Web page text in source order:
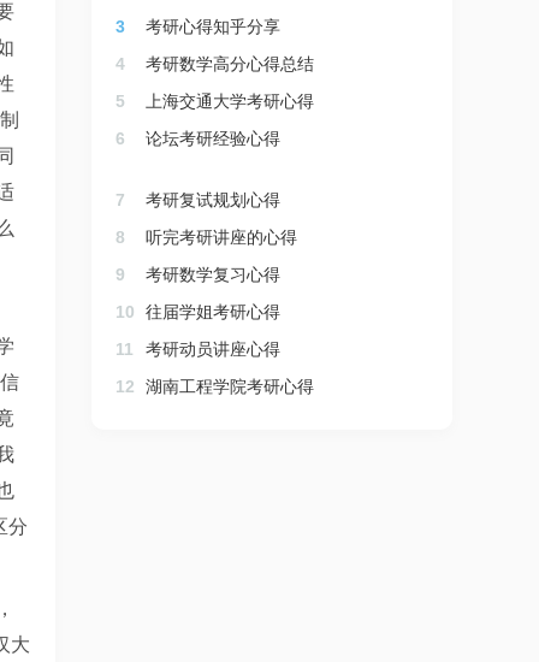
分
大
3
考研心得知乎分享
4
考研数学高分心得总结
5
上海交通大学考研心得
6
论坛考研经验心得
7
考研复试规划心得
8
听完考研讲座的心得
9
考研数学复习心得
10
往届学姐考研心得
11
考研动员讲座心得
12
湖南工程学院考研心得